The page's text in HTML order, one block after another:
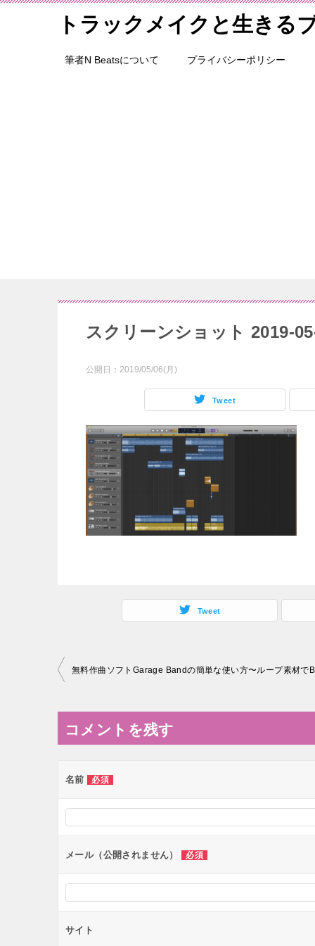
トラックメイクと生きる
筆者N Beatsについて プライバシーポリシー
スクリーンショット 2019-
公開日： 2019/05/06(月)
Tweet
Tweet
投
ナ
ビ
ー
ョ
ン
コメントを残す
名前 必須
メール（公開されません） 必須
サイト